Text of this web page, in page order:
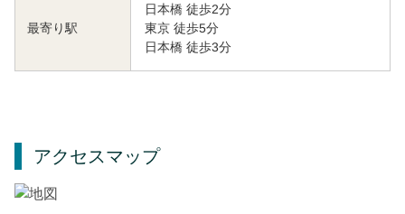
最寄り駅
日本橋 徒歩2分
東京 徒歩5分
日本橋 徒歩3分
アクセスマップ